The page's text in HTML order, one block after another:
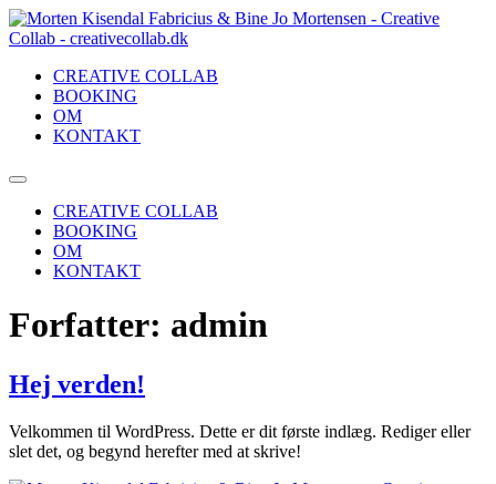
Videre
til
CREATIVE COLLAB
BOOKING
OM
KONTAKT
CREATIVE COLLAB
BOOKING
OM
KONTAKT
Forfatter: admin
Hej verden!
Velkommen til WordPress. Dette er dit første indlæg. Rediger eller
slet det, og begynd herefter med at skrive!